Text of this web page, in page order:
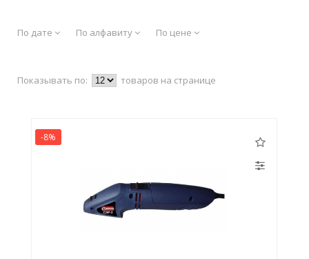
По дате По алфавиту По цене
Показывать по: товаров на странице
-8%